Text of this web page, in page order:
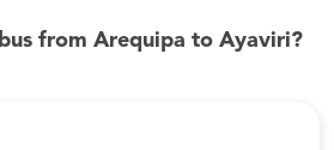
bus from Arequipa to Ayaviri?